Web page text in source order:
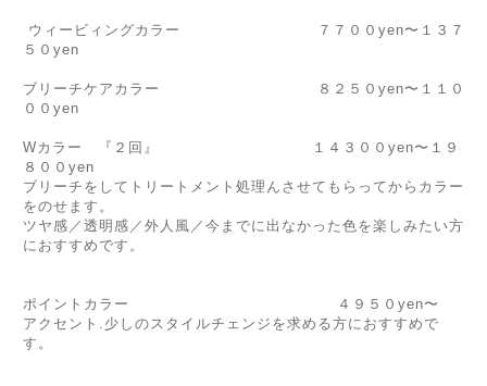
ウィービィングカラー ７７００yen〜１３７
５０yen
ブリーチケアカラー ８２５０yen〜１１０
００yen
Wカラー 『２回』 １４３００yen〜１９
８００yen
ブリーチをしてトリートメント処理んさせてもらってからカラー
をのせます。
ツヤ感／透明感／外人風／今までに出なかった色を楽しみたい方
におすすめです。
ポイントカラー ４９５０yen〜
アクセント.少しのスタイルチェンジを求める方におすすめで
す。